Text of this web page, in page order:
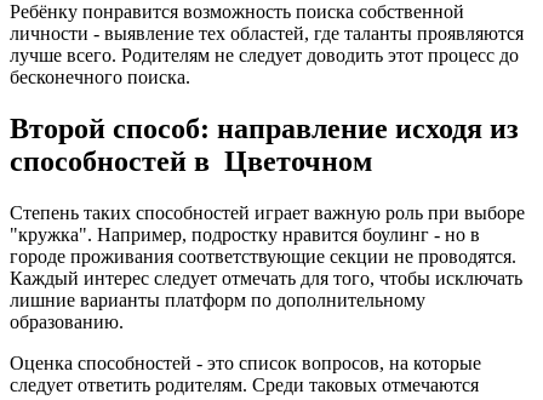
Ребёнку понравится возможность поиска собственной
личности - выявление тех областей, где таланты проявляются
лучше всего. Родителям не следует доводить этот процесс до
бесконечного поиска.
Второй способ: направление исходя из
способностей в Цветочном
Степень таких способностей играет важную роль при выборе
"кружка". Например, подростку нравится боулинг - но в
городе проживания соответствующие секции не проводятся.
Каждый интерес следует отмечать для того, чтобы исключать
лишние варианты платформ по дополнительному
образованию.
Оценка способностей - это список вопросов, на которые
следует ответить родителям. Среди таковых отмечаются